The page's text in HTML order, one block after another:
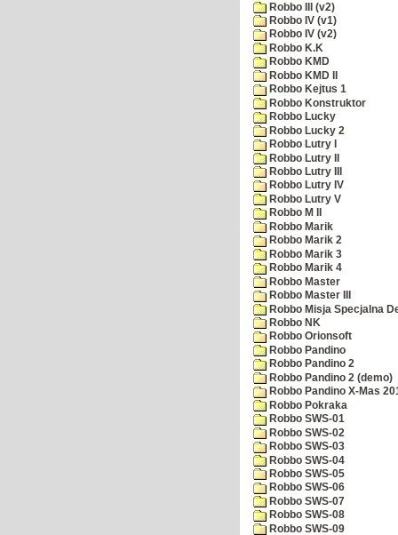
Robbo III (v2)
Robbo IV (v1)
Robbo IV (v2)
Robbo K.K
Robbo KMD
Robbo KMD II
Robbo Kejtus 1
Robbo Konstruktor
Robbo Lucky
Robbo Lucky 2
Robbo Lutry I
Robbo Lutry II
Robbo Lutry III
Robbo Lutry IV
Robbo Lutry V
Robbo M II
Robbo Marik
Robbo Marik 2
Robbo Marik 3
Robbo Marik 4
Robbo Master
Robbo Master III
Robbo Misja Specjalna
Robbo NK
Robbo Orionsoft
Robbo Pandino
Robbo Pandino 2
Robbo Pandino 2 (demo)
Robbo Pandino X-Mas
Robbo Pokraka
Robbo SWS-01
Robbo SWS-02
Robbo SWS-03
Robbo SWS-04
Robbo SWS-05
Robbo SWS-06
Robbo SWS-07
Robbo SWS-08
Robbo SWS-09